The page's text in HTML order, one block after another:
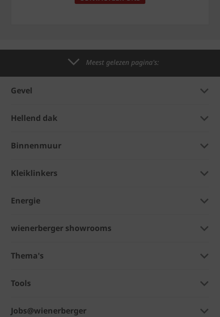
Meest gelezen pagina's:
Gevel
Hellend dak
Binnenmuur
Kleiklinkers
Energie
wienerberger showrooms
Thema's
Tools
Jobs@wienerberger